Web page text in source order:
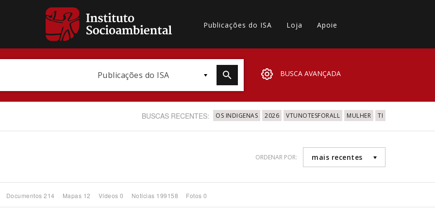
Publicações do ISA Loja Apoie
Publicações do ISA BUSCA AVANÇADA
BUSCAS RECENTES: OS INDIGENAS 2026 VTUNOTESFORALL MULHER TI
ORDENAR POR: mais recentes
Documentos 214 Mapas 12 Vídeos 0 Notícias 199158 Fotos 0